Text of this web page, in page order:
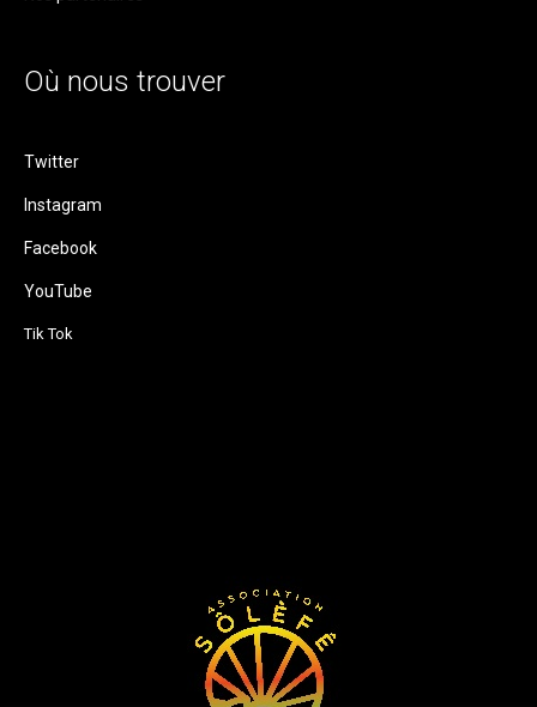
Où nous trouver
Twitter
Instagram
Facebook
YouTube
Tik Tok